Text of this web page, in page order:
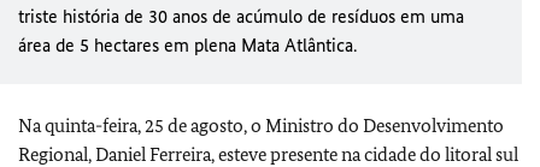
triste história de 30 anos de acúmulo de resíduos em uma
área de 5 hectares em plena Mata Atlântica.
Na quinta-feira, 25 de agosto, o Ministro do Desenvolvimento
Regional, Daniel Ferreira, esteve presente na cidade do litoral sul